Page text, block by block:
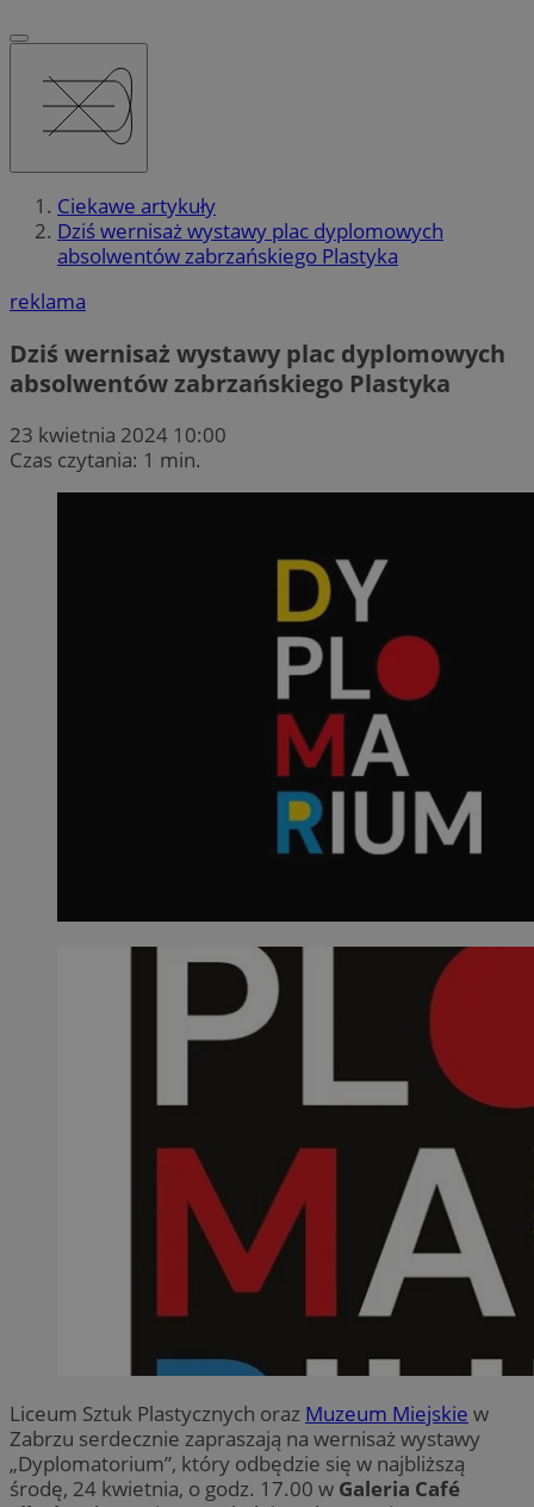
Ciekawe artykuły
Dziś wernisaż wystawy plac dyplomowych
absolwentów zabrzańskiego Plastyka
reklama
Dziś wernisaż wystawy plac dyplomowych
absolwentów zabrzańskiego Plastyka
23 kwietnia 2024 10:00
Czas czytania: 1 min.
Liceum Sztuk Plastycznych oraz Muzeum Miejskie w
Zabrzu serdecznie zapraszają na wernisaż wystawy
„Dyplomatorium”, który odbędzie się w najbliższą
środę, 24 kwietnia, o godz. 17.00 w Galeria Café